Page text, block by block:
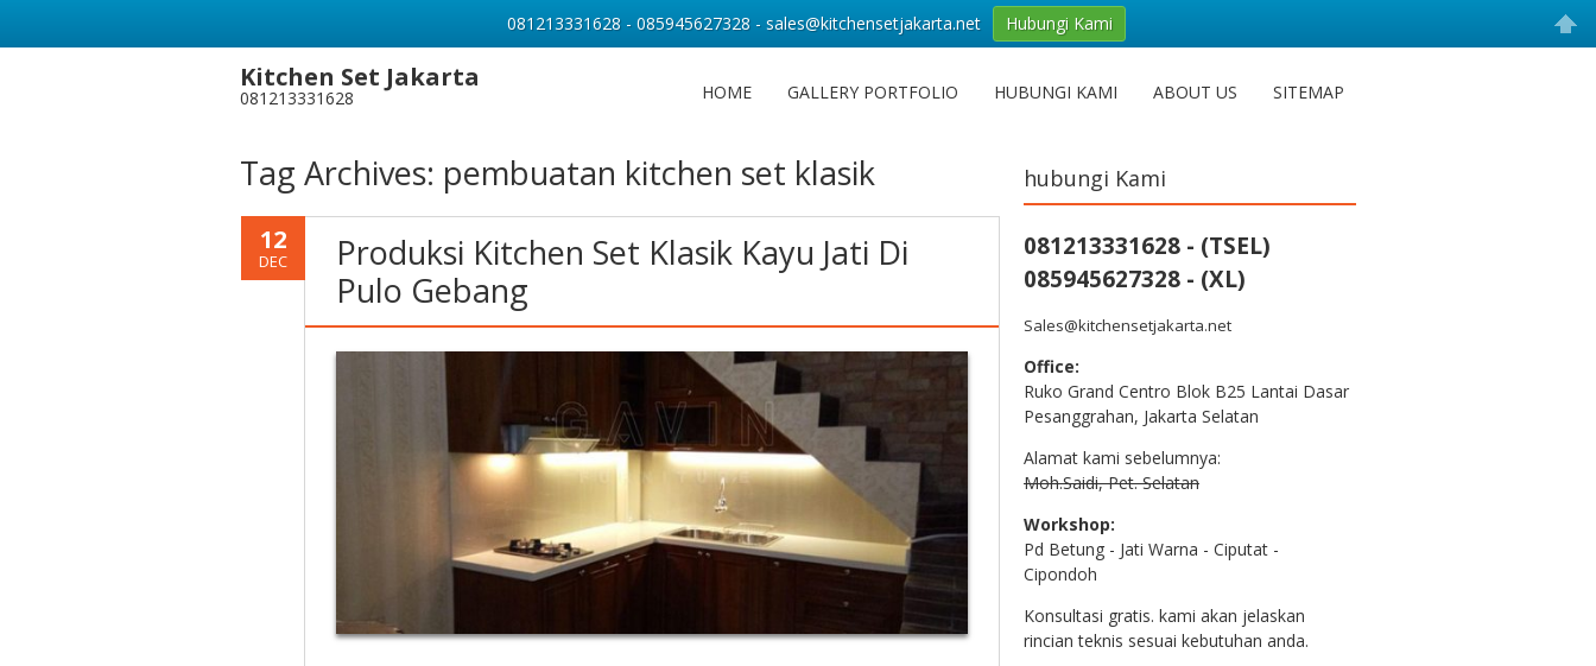
Kitchen Set Jakarta
081213331628 HOME GALLERY PORTFOLIO HUBUNGI KAMI ABOUT US SITEMAP
Tag Archives: pembuatan kitchen set klasik
12
DEC
Produksi Kitchen Set Klasik Kayu Jati Di
Pulo Gebang
hubungi Kami
081213331628 - (TSEL)
085945627328 - (XL)
Sales@kitchensetjakarta.net
Office:
Ruko Grand Centro Blok B25 Lantai Dasar
Pesanggrahan, Jakarta Selatan
Alamat kami sebelumnya:
Moh.Saidi, Pet. Selatan
Workshop:
Pd Betung - Jati Warna - Ciputat -
Cipondoh
Konsultasi gratis. kami akan jelaskan
rincian teknis sesuai kebutuhan anda.
081213331628 - 085945627328 - sales@kitchensetjakarta.net Hubungi Kami